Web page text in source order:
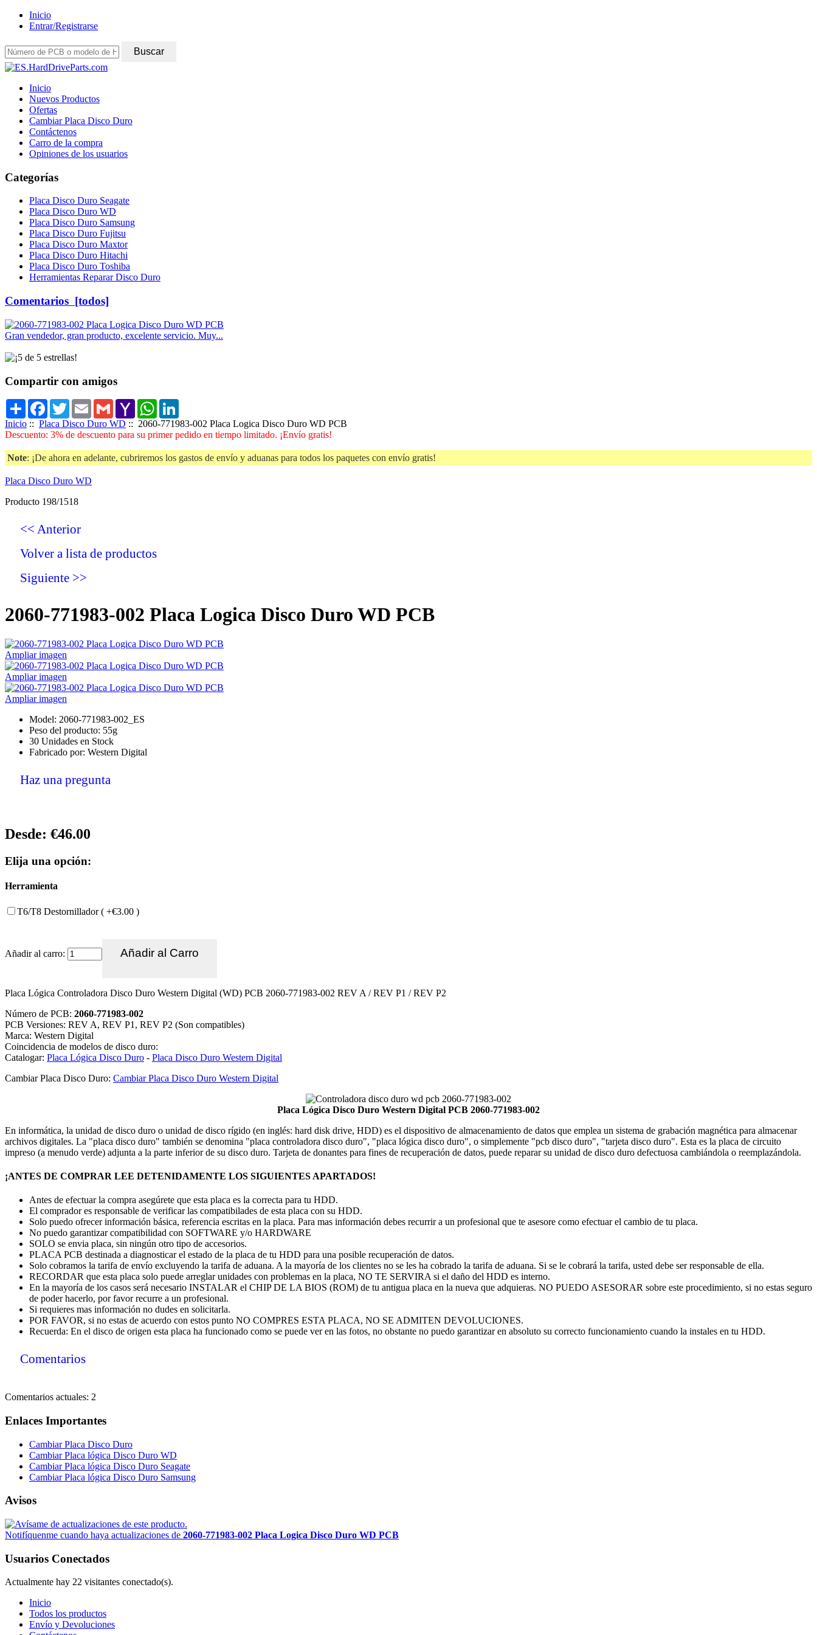
Inicio
Entrar/Registrarse
Inicio
Nuevos Productos
Ofertas
Cambiar Placa Disco Duro
Contáctenos
Carro de la compra
Opiniones de los usuarios
Categorías
Placa Disco Duro Seagate
Placa Disco Duro WD
Placa Disco Duro Samsung
Placa Disco Duro Fujitsu
Placa Disco Duro Maxtor
Placa Disco Duro Hitachi
Placa Disco Duro Toshiba
Herramientas Reparar Disco Duro
Comentarios [todos]
Gran vendedor, gran producto, excelente servicio. Muy...
Compartir con amigos
Share Facebook
TwitterEmail Gmail Yahoo
Mail
WhatsApp
Inicio :: Placa Disco Duro WD :: 2060-771983-002 Placa Logica Disco Duro WD PCB
Descuento: 3% de descuento para su primer pedido en tiempo limitado. ¡Envío gratis!
Note: ¡De ahora en adelante, cubriremos los gastos de envío y aduanas para todos los paquetes con envío gratis!
Placa Disco Duro WD
Producto 198/1518
<< Anterior
Volver a lista de productos
Siguiente >>
2060-771983-002 Placa Logica Disco Duro WD PCB
Ampliar imagen
Ampliar imagen
Ampliar imagen
Model: 2060-771983-002_ES
Peso del producto: 55g
30 Unidades en Stock
Fabricado por: Western Digital
Haz una pregunta
Desde: €46.00
Elija una opción:
Herramienta
T6/T8 Destornillador ( +€3.00 )
Añadir al carro:
Placa Lógica Controladora Disco Duro Western Digital (WD) PCB 2060-771983-002 REV A / REV P1 / REV P2
Número de PCB: 2060-771983-002
PCB Versiones: REV A, REV P1, REV P2 (Son compatibles)
Marca: Western Digital
Coincidencia de modelos de disco duro:
Catalogar: Placa Lógica Disco Duro - Placa Disco Duro Western Digital
Cambiar Placa Disco Duro: Cambiar Placa Disco Duro Western Digital
Placa Lógica Disco Duro Western Digital PCB 2060-771983-002
En informática, la unidad de disco duro o unidad de disco rígido (en inglés: hard disk drive, HDD) es el dispositivo de almacenamiento de datos que emplea un sistema de grabación magnética para almacenar
archivos digitales. La "placa disco duro" también se denomina "placa controladora disco duro", "placa lógica disco duro", o simplemente "pcb disco duro", "tarjeta disco duro". Esta es la placa de circuito
impreso (a menudo verde) adjunta a la parte inferior de su disco duro. Tarjeta de donantes para fines de recuperación de datos, puede reparar su unidad de disco duro defectuosa cambiándola o reemplazándola.
¡ANTES DE COMPRAR LEE DETENIDAMENTE LOS SIGUIENTES APARTADOS!
Antes de efectuar la compra asegúrete que esta placa es la correcta para tu HDD.
El comprador es responsable de verificar las compatibilades de esta placa con su HDD.
Solo puedo ofrecer información básica, referencia escritas en la placa. Para mas información debes recurrir a un profesional que te asesore como efectuar el cambio de tu placa.
No puedo garantizar compatibilidad con SOFTWARE y/o HARDWARE
SOLO se envia placa, sin ningún otro tipo de accesorios.
PLACA PCB destinada a diagnosticar el estado de la placa de tu HDD para una posible recuperación de datos.
Solo cobramos la tarifa de envío excluyendo la tarifa de aduana. A la mayoría de los clientes no se les ha cobrado la tarifa de aduana. Si se le cobrará la tarifa, usted debe ser responsable de ella.
RECORDAR que esta placa solo puede arreglar unidades con problemas en la placa, NO TE SERVIRA si el daño del HDD es interno.
En la mayoría de los casos será necesario INSTALAR el CHIP DE LA BIOS (ROM) de tu antigua placa en la nueva que adquieras. NO PUEDO ASESORAR sobre este procedimiento, si no estas seguro
de poder hacerlo, por favor recurre a un profesional.
Si requieres mas información no dudes en solicitarla.
POR FAVOR, si no estas de acuerdo con estos punto NO COMPRES ESTA PLACA, NO SE ADMITEN DEVOLUCIONES.
Recuerda: En el disco de origen esta placa ha funcionado como se puede ver en las fotos, no obstante no puedo garantizar en absoluto su correcto funcionamiento cuando la instales en tu HDD.
Comentarios
Comentarios actuales: 2
Enlaces Importantes
Cambiar Placa Disco Duro
Cambiar Placa lógica Disco Duro WD
Cambiar Placa lógica Disco Duro Seagate
Cambiar Placa lógica Disco Duro Samsung
Avisos
Notifíquenme cuando haya actualizaciones de 2060-771983-002 Placa Logica Disco Duro WD PCB
Usuarios Conectados
Actualmente hay 22 visitantes conectado(s).
Inicio
Todos los productos
Envío y Devoluciones